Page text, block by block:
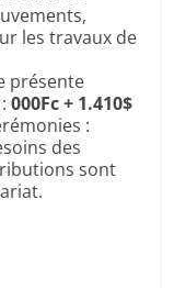
les travaux de
présente
:000Fc + 1.410$
:
des
sont